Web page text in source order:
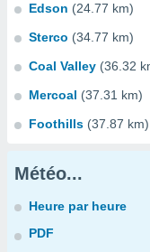
Edson (24.77 km)
Sterco (34.77 km)
Coal Valley (36.32
Mercoal (37.31 km)
Foothills (37.87 km)
Météo...
Heure par heure
PDF